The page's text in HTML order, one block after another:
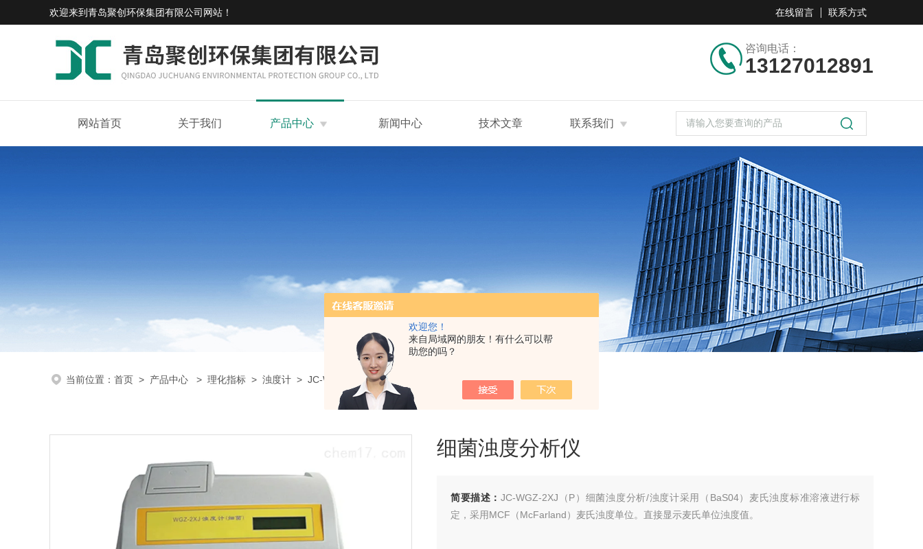
欢迎您！
来自局域网的朋友！有什么可以帮
助您的吗？
欢迎来到青岛聚创环保集团有限公司网站 ！ 在线留言 联系方式
咨询电话：
13127012891
网站首页 关于我们 产品中心 新闻中心 技术文章 联系我们
当前位置： 首页 > 产品中心 > 理化指标 > 浊度计 > JC-WGZ-2XJ（P）细菌浊度分析仪
细菌浊度分析仪
简要描述： JC-WGZ-2XJ（P）细菌浊度分析/浊度计采用（BaS04）麦氏浊度标准溶液进行标
定，采用MCF（McFarland）麦氏浊度单位。直接显示麦氏单位浊度值。